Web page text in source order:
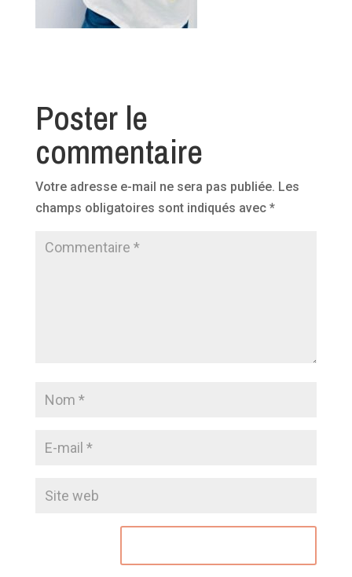
Poster le
commentaire
Votre adresse e-mail ne sera pas publiée. Les
champs obligatoires sont indiqués avec *